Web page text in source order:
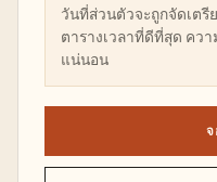
วันที่ส่วนตัวจะถูกจัดเตรี
ตารางเวลาที่ดีที่สุด คว
แน่นอน